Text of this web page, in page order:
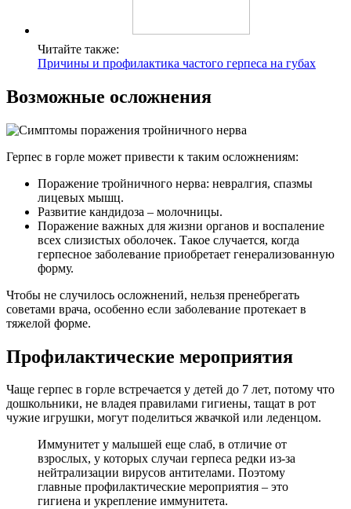
Читайте также:
Причины и профилактика частого герпеса на губах
Возможные осложнения
Герпес в горле может привести к таким осложнениям:
Поражение тройничного нерва: невралгия, спазмы
лицевых мышц.
Развитие кандидоза – молочницы.
Поражение важных для жизни органов и воспаление
всех слизистых оболочек. Такое случается, когда
герпесное заболевание приобретает генерализованную
форму.
Чтобы не случилось осложнений, нельзя пренебрегать
советами врача, особенно если заболевание протекает в
тяжелой форме.
Профилактические мероприятия
Чаще герпес в горле встречается у детей до 7 лет, потому что
дошкольники, не владея правилами гигиены, тащат в рот
чужие игрушки, могут поделиться жвачкой или леденцом.
Иммунитет у малышей еще слаб, в отличие от
взрослых, у которых случаи герпеса редки из-за
нейтрализации вирусов антителами. Поэтому
главные профилактические мероприятия – это
гигиена и укрепление иммунитета.